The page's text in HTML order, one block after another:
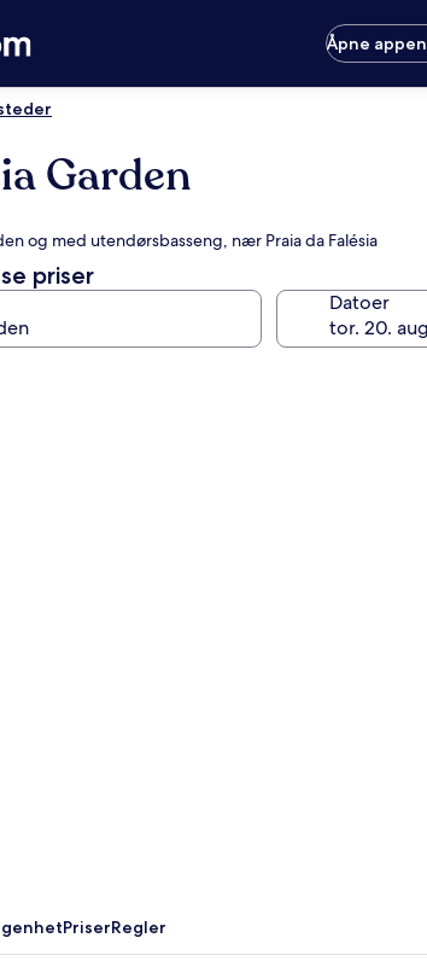
Åpne appen
Garden
og med utendørsbasseng, nær Praia da Falésia
priser
Datoer
PriserRegler